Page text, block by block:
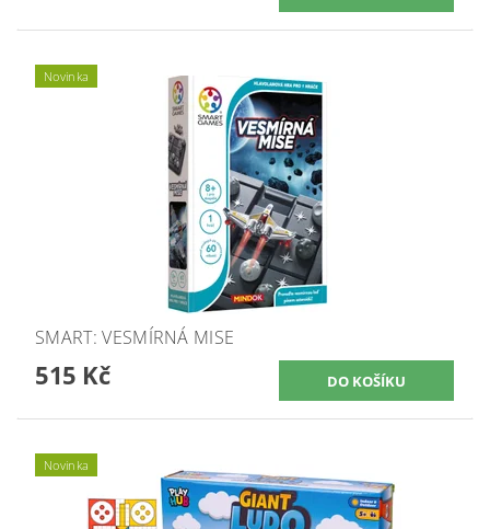
Novinka
SMART: VESMÍRNÁ MISE
515 Kč
Novinka